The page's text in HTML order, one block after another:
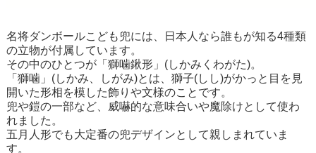
名将ダンボールこども兜には、日本人なら誰もが知る4種類
の立物が付属しています。
その中のひとつが「獅噛鍬形」(しかみくわがた)。
「獅噛」(しかみ、しがみ)とは、獅子(しし)がかっと目を見
開いた形相を模した飾りや文様のことです。
兜や鎧の一部など、威嚇的な意味合いや魔除けとして使わ
れました。
五月人形でも大定番の兜デザインとして親しまれていま
す。